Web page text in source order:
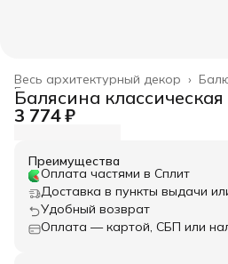
Весь архитектурный декор ›
Главная
Балясина классическая
3 774 ₽
Преимущества
Оплата частями в Сплит
Доставка в пункты выдачи
Удобный возврат
Оплата — картой, СБП или